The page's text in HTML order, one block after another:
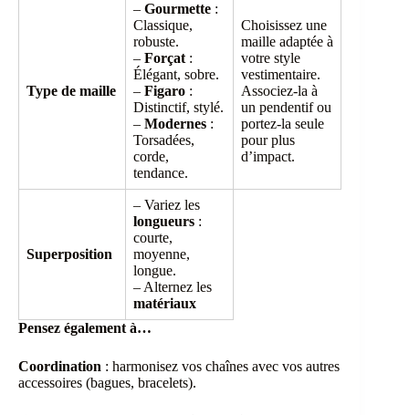
Type de maille
– Gourmette :
Classique,
robuste.
– Forçat :
Élégant, sobre.
– Figaro :
Distinctif, stylé.
– Modernes :
Torsadées,
corde,
tendance.
Choisissez une
maille adaptée à
votre style
vestimentaire.
Associez-la à
un pendentif ou
portez-la seule
pour plus
d’impact.
Superposition
– Variez les
longueurs :
courte,
moyenne,
longue.
– Alternez les
matériaux
Pensez également à…
Coordination : harmonisez vos chaînes avec vos autres
accessoires (bagues, bracelets).